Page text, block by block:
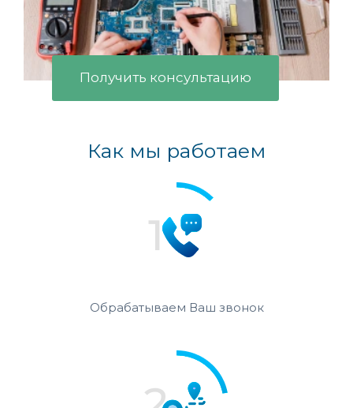
Получить консультацию
Как мы работаем
Обрабатываем Ваш звонок